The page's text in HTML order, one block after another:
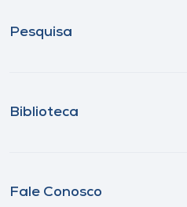
Pesquisa
Biblioteca
Fale Conosco